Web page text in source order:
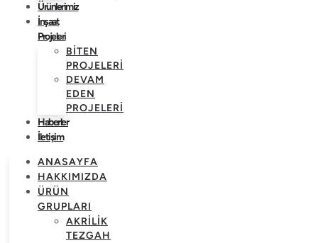
Ürünlerimiz
İnşaat
Projeleri
BITEN
PROJELERI
DEVAM
EDEN
PROJELERI
Haberler
İletişim
ANASAYFA
HAKKIMIZDA
ÜRÜN
GRUPLARI
AKRILIK
TEZGAH